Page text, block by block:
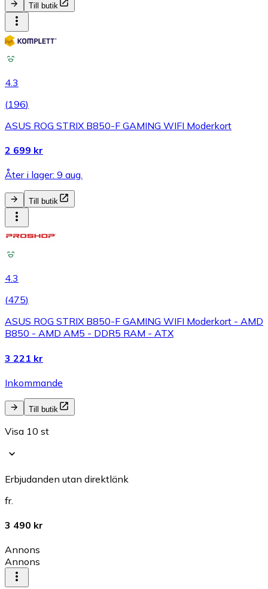
Till butik
4.3
(196)
ASUS ROG STRIX B850-F GAMING WIFI Moderkort
2 699 kr
Åter i lager: 9 aug.
Till butik
4.3
(475)
ASUS ROG STRIX B850-F GAMING WIFI Moderkort - AMD
B850 - AMD AM5 - DDR5 RAM - ATX
3 221 kr
Inkommande
Till butik
Visa 10 st
Erbjudanden utan direktlänk
fr.
3 490 kr
Annons
Annons